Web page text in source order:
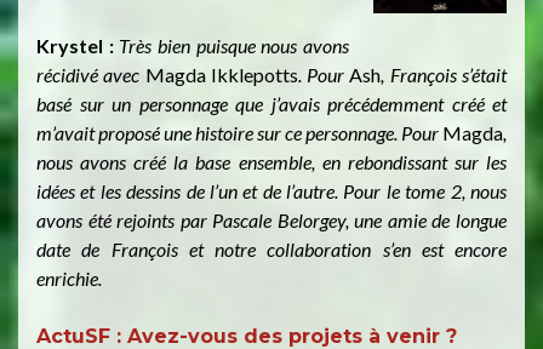
Krystel : Très bien puisque nous avons
récidivé avec Magda Ikklepotts . Pour Ash , François s’était
basé sur un personnage que j’avais précédemment créé et
m’avait proposé une histoire sur ce personnage. Pour Magda
nous avons créé la base ensemble, en rebondissant sur les
idées et les dessins de l’un et de l’autre. Pour le tome 2, nous
avons été rejoints par Pascale Belorgey, une amie de longue
date de François et notre collaboration s’en est encore
enrichie.
ActuSF : Avez-vous des projets à venir ?